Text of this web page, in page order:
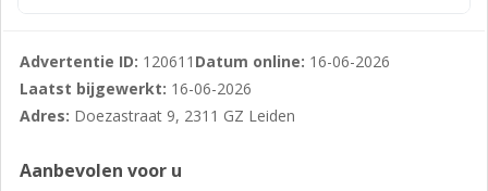
Advertentie ID: 120611 Datum online: 16-06-2026
Laatst bijgewerkt: 16-06-2026
Adres: Doezastraat 9, 2311 GZ Leiden
Aanbevolen voor u